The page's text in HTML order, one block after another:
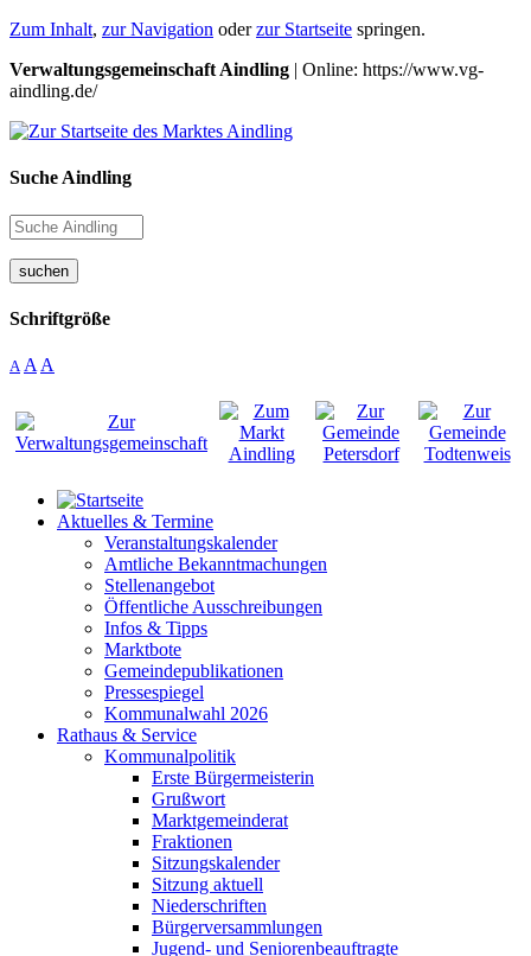
Zum Inhalt, zur Navigation oderzur Startseite springen.
Verwaltungsgemeinschaft Aindling | Online: https://www.vg-
aindling.de/
Suche Aindling
suchen
Schriftgröße
A A A
Aktuelles & Termine
Veranstaltungskalender
Amtliche Bekanntmachungen
Stellenangebot
Öffentliche Ausschreibungen
Infos & Tipps
Marktbote
Gemeindepublikationen
Pressespiegel
Kommunalwahl 2026
Rathaus & Service
Kommunalpolitik
Erste Bürgermeisterin
Grußwort
Marktgemeinderat
Fraktionen
Sitzungskalender
Sitzung aktuell
Niederschriften
Bürgerversammlungen
Jugend- und Seniorenbeauftragte